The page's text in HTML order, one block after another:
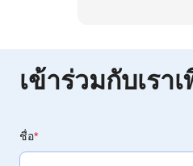
เข้าร่วมกับเร
ชื่อ*